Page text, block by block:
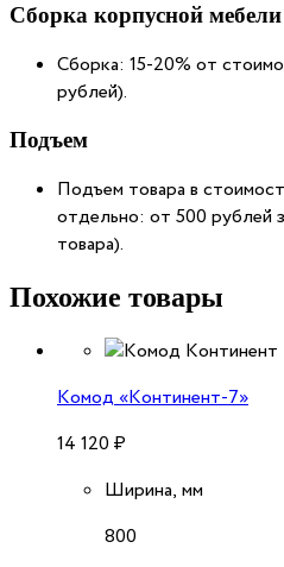
Сборка корпусной мебели
Сборка: 15-20% от
рублей).
Подъем
Подъем товара в
отдельно: от 500 рублей
товара).
Похожие товары
Комод «Континент-7»
14 120 ₽
Ширина, мм
800